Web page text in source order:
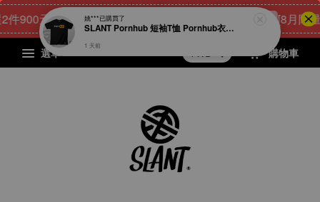
元 點我 立即購 23 [8月限量
選單 購物車